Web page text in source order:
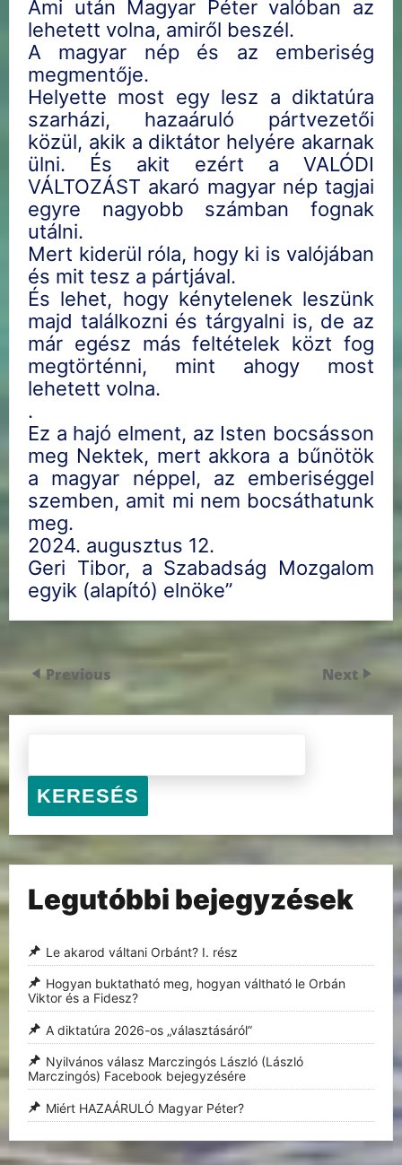
Ami után Magyar Péter valóban az
lehetett volna, amiről beszél.
A magyar nép és az emberiség
megmentője.
Helyette most egy lesz a diktatúra
szarházi, hazaáruló pártvezetői
közül, akik a diktátor helyére akarnak
ülni. És akit ezért a VALÓDI
VÁLTOZÁST akaró magyar nép tagjai
egyre nagyobb számban fognak
utálni.
Mert kiderül róla, hogy ki is valójában
és mit tesz a pártjával.
És lehet, hogy kénytelenek leszünk
majd találkozni és tárgyalni is, de az
már egész más feltételek közt fog
megtörténni, mint ahogy most
lehetett volna.
.
Ez a hajó elment, az Isten bocsásson
meg Nektek, mert akkora a bűnötök
a magyar néppel, az emberiséggel
szemben, amit mi nem bocsáthatunk
meg.
2024. augusztus 12.
Geri Tibor, a Szabadság Mozgalom
egyik (alapító) elnöke”
Previous Next
KERESÉS
Legutóbbi bejegyzések
Le akarod váltani Orbánt? I. rész
Hogyan buktatható meg, hogyan váltható le Orbán
Viktor és a Fidesz?
A diktatúra 2026-os „választásáról”
Nyilvános válasz Marczingós László (László
Marczingós) Facebook bejegyzésére
Miért HAZAÁRULÓ Magyar Péter?